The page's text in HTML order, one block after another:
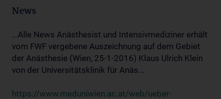
News
...Alle News Anästhesist und Intensivmediziner erhält
vom FWF vergebene Auszeichnung auf dem Gebiet
der Anästhesie (Wien, 25-1-2016) Klaus Ulrich Klein
von der Universitätsklinik für Anäs...
https://www.meduniwien.ac.at/web/ueber-